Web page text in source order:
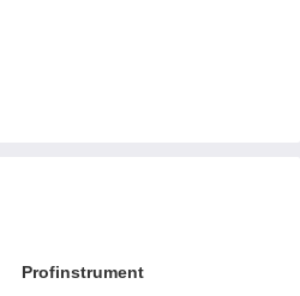
Profinstrument